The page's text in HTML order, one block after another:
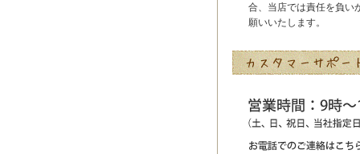
合、当店では責任を負い
願いいたします。